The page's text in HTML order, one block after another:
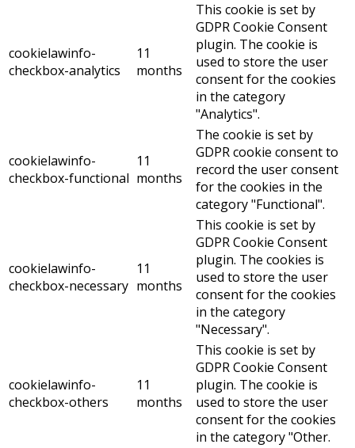
cookielawinfo-
checkbox-analytics
11
months
This cookie is set by
GDPR Cookie Consent
plugin. The cookie is
used to store the user
consent for the cookies
in the category
"Analytics".
cookielawinfo-
checkbox-functional
11
months
The cookie is set by
GDPR cookie consent to
record the user consent
for the cookies in the
category "Functional".
cookielawinfo-
checkbox-necessary
11
months
This cookie is set by
GDPR Cookie Consent
plugin. The cookies is
used to store the user
consent for the cookies
in the category
"Necessary".
cookielawinfo-
checkbox-others
11
months
This cookie is set by
GDPR Cookie Consent
plugin. The cookie is
used to store the user
consent for the cookies
in the category "Other.